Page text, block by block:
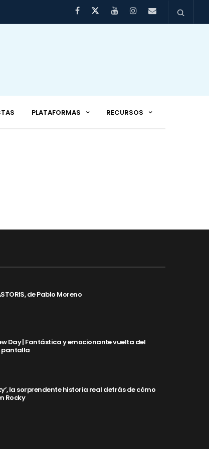
PLATAFORMAS RECURSOS
de Pablo Moreno
Day | Fantástica y emocionante vuelta del
pantalla
la sorprendente historia real detrás de cómo
Rocky